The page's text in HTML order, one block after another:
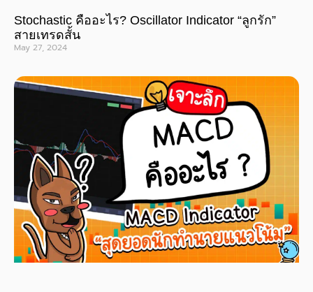
Stochastic คืออะไร? Oscillator Indicator “ลูกรัก”
สายเทรดสั้น
May 27, 2024